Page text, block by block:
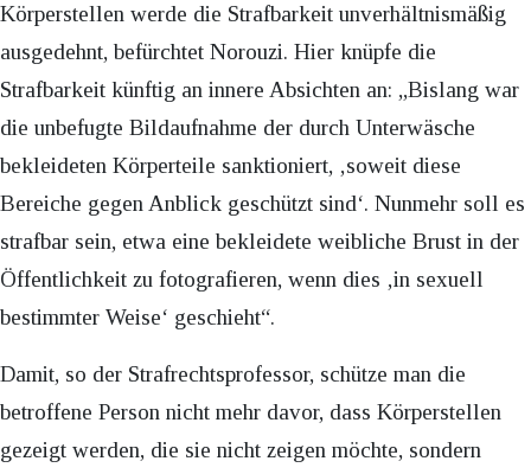
Körperstellen werde die Strafbarkeit unverhältnismäßig
ausgedehnt, befürchtet Norouzi. Hier knüpfe die
Strafbarkeit künftig an innere Absichten an: „Bislang war
die unbefugte Bildaufnahme der durch Unterwäsche
bekleideten Körperteile sanktioniert, ‚soweit diese
Bereiche gegen Anblick geschützt sind‘. Nunmehr soll es
strafbar sein, etwa eine bekleidete weibliche Brust in der
Öffentlichkeit zu fotografieren, wenn dies ‚in sexuell
bestimmter Weise‘ geschieht“.
Damit, so der Strafrechtsprofessor, schütze man die
betroffene Person nicht mehr davor, dass Körperstellen
gezeigt werden, die sie nicht zeigen möchte, sondern